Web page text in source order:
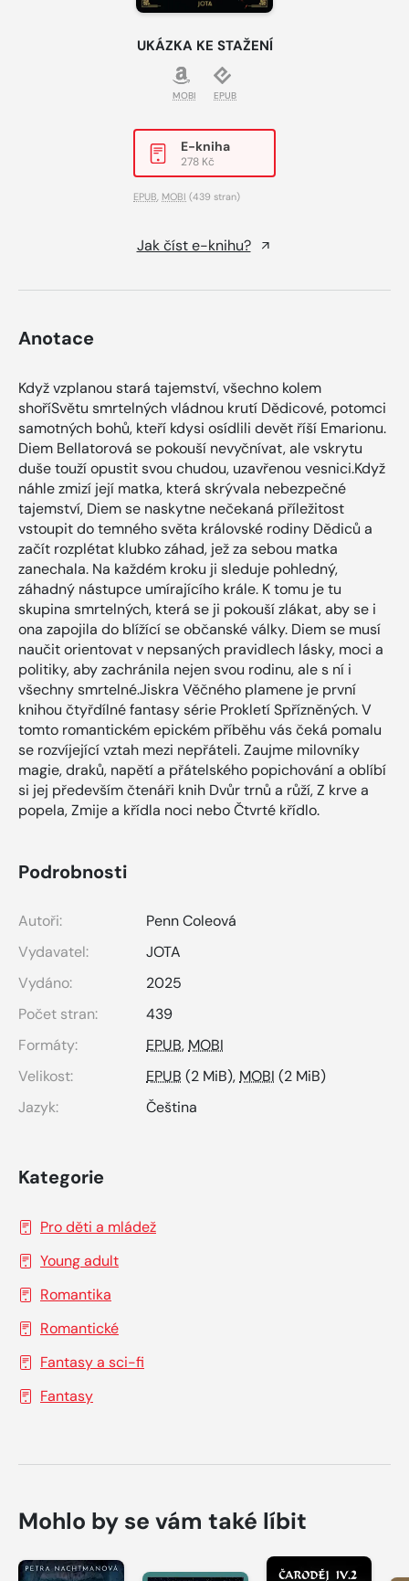
UKÁZKA KE STAŽENÍ
MOBI EPUB
E-kniha
278 Kč
EPUB, MOBI (439 stran)
Jak číst e-knihu?
Anotace
Když vzplanou stará tajemství, všechno kolem
shoříSvětu smrtelných vládnou krutí Dědicové, potomci
samotných bohů, kteří kdysi osídlili devět říší Emarionu.
Diem Bellatorová se pokouší nevyčnívat, ale vskrytu
duše touží opustit svou chudou, uzavřenou vesnici.Když
náhle zmizí její matka, která skrývala nebezpečné
tajemství, Diem se naskytne nečekaná příležitost
vstoupit do temného světa královské rodiny Dědiců a
začít rozplétat klubko záhad, jež za sebou matka
zanechala. Na každém kroku ji sleduje pohledný,
záhadný nástupce umírajícího krále. K tomu je tu
skupina smrtelných, která se ji pokouší zlákat, aby se i
ona zapojila do blížící se občanské války. Diem se musí
naučit orientovat v nepsaných pravidlech lásky, moci a
politiky, aby zachránila nejen svou rodinu, ale s ní i
všechny smrtelné.Jiskra Věčného plamene je první
knihou čtyřdílné fantasy série Prokletí Spřízněných. V
tomto romantickém epickém příběhu vás čeká pomalu
se rozvíjející vztah mezi nepřáteli. Zaujme milovníky
magie, draků, napětí a přátelského popichování a oblíbí
si jej především čtenáři knih Dvůr trnů a růží, Z krve a
popela, Zmije a křídla noci nebo Čtvrté křídlo.
Podrobnosti
Autoři:
Penn Coleová
Vydavatel:
JOTA
Vydáno:
2025
Počet stran:
439
Formáty:
EPUB, MOBI
Velikost:
EPUB (2 MiB), MOBI (2 MiB)
Jazyk:
Čeština
Kategorie
Pro děti a mládež
Young adult
Romantika
Romantické
Fantasy a sci-fi
Fantasy
Mohlo by se vám také líbit